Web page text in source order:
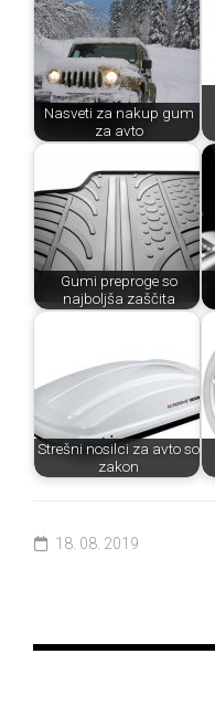
Nasveti za nakup gum
za avto
Gumi preproge so
najboljša zaščita
Strešni nosilci za avto so
zakon
18. 08. 2019